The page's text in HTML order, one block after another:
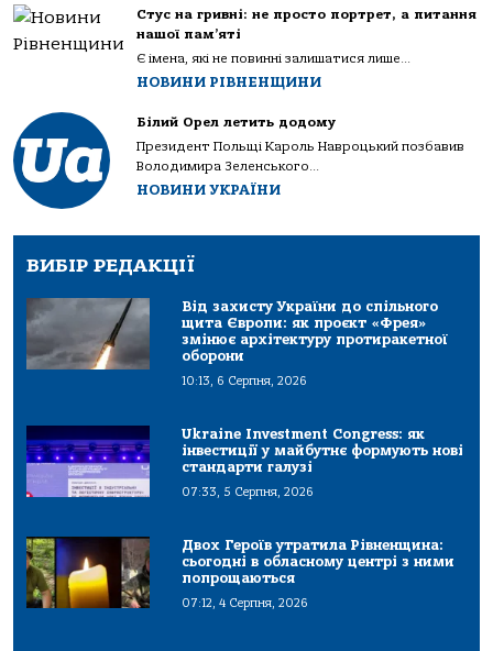
Стус на гривні: не просто портрет, а питання
нашої пам’яті
Є імена, які не повинні залишатися лише...
НОВИНИ РІВНЕНЩИНИ
Білий Орел летить додому
Президент Польщі Кароль Навроцький позбавив
Володимира Зеленського...
НОВИНИ УКРАЇНИ
ВИБІР РЕДАКЦІЇ
Від захисту України до спільного
щита Європи: як проєкт «Фрея»
змінює архітектуру протиракетної
оборони
10:13, 6 Серпня, 2026
Ukraine Investment Congress: як
інвестиції у майбутнє формують нові
стандарти галузі
07:33, 5 Серпня, 2026
Двох Героїв утратила Рівненщина:
сьогодні в обласному центрі з ними
попрощаються
07:12, 4 Серпня, 2026